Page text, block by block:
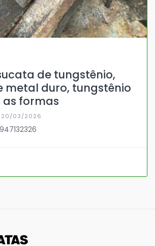
de tungstênio,
metal duro, tungstênio
formas
20/03/2026